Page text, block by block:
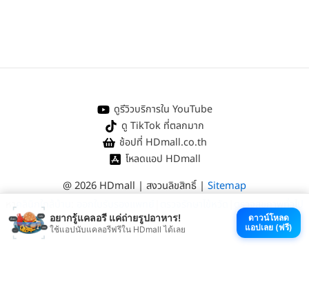
ดูรีวิวบริการใน YouTube
ดู TikTok ที่ตลกมาก
ช้อปที่ HDmall.co.th
โหลดแอป HDmall
@ 2026 HDmall | สงวนลิขสิทธิ์ | Sitemap
หาคลินิกใกล้บ้าน ตรวจสุขภาพทั่วไป
อยากรู้แคลอรี แค่ถ่ายรูปอาหาร!
ใช้แอปนับแคลอรีฟรีใน HDmall ได้เลย
ดาวน์โหลด
แอปเลย (ฟรี)